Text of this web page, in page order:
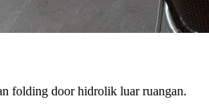
folding door hidrolik luar ruangan.